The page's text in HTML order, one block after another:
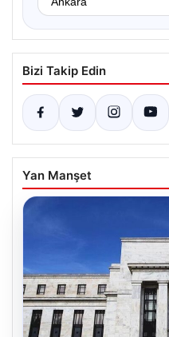
Bizi Takip Edin
Yan Manşet